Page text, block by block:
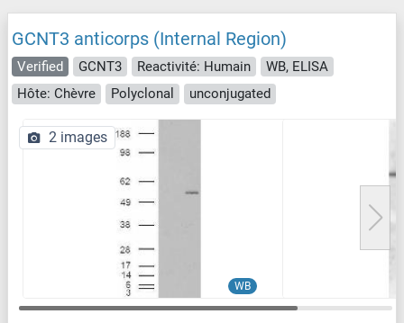
GCNT3 anticorps (Internal Region)
Verified GCNT3 Reactivité: Humain
WB, ELISA
Hôte: Chèvre
Polyclonal unconjugated
WB
2 images